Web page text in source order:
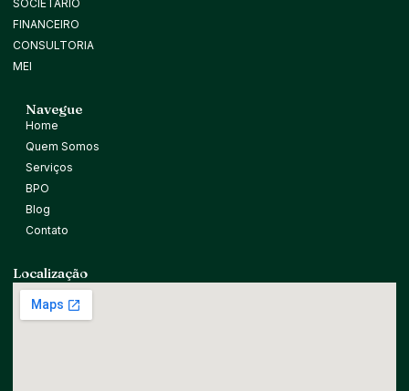
SOCIETÁRIO
FINANCEIRO
CONSULTORIA
MEI
Navegue
Home
Quem Somos
Serviços
BPO
Blog
Contato
Localização